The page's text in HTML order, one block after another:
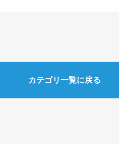
カテゴリ一覧に戻る